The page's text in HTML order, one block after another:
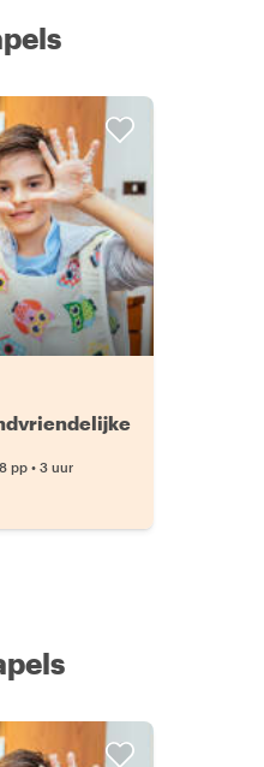
pp • 3 uur